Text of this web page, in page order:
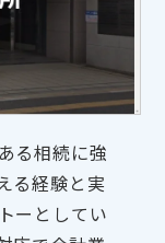
る相続に強
る経験と実
ーとしてい